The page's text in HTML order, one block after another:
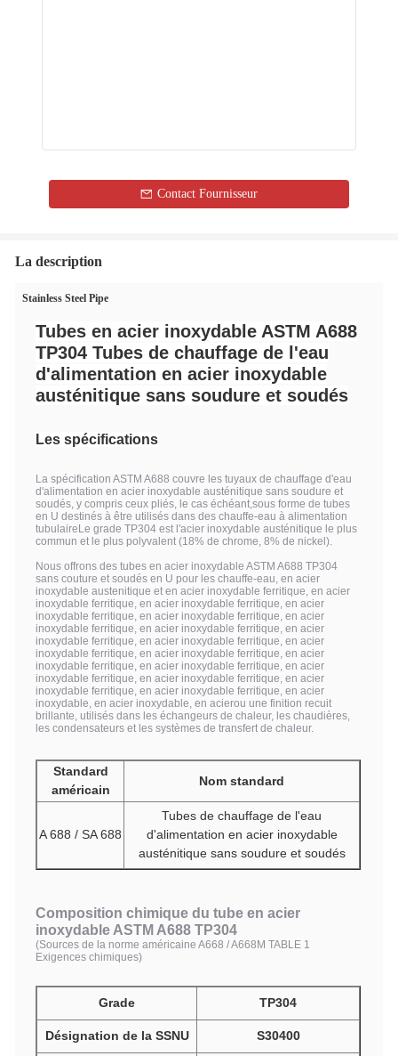
Contact Fournisseur
La description
Stainless Steel Pipe
Tubes en acier inoxydable ASTM A688
TP304 Tubes de chauffage de l'eau
d'alimentation en acier inoxydable
austénitique sans soudure et soudés
Les spécifications
La spécification ASTM A688 couvre les tuyaux de chauffage d'eau
d'alimentation en acier inoxydable austénitique sans soudure et
soudés, y compris ceux pliés, le cas échéant,sous forme de tubes
en U destinés à être utilisés dans des chauffe-eau à alimentation
tubulaireLe grade TP304 est l'acier inoxydable austénitique le plus
commun et le plus polyvalent (18% de chrome, 8% de nickel).
Nous offrons des tubes en acier inoxydable ASTM A688 TP304
sans couture et soudés en U pour les chauffe-eau, en acier
inoxydable austenitique et en acier inoxydable ferritique, en acier
inoxydable ferritique, en acier inoxydable ferritique, en acier
inoxydable ferritique, en acier inoxydable ferritique, en acier
inoxydable ferritique, en acier inoxydable ferritique, en acier
inoxydable ferritique, en acier inoxydable ferritique, en acier
inoxydable ferritique, en acier inoxydable ferritique, en acier
inoxydable ferritique, en acier inoxydable ferritique, en acier
inoxydable ferritique, en acier inoxydable ferritique, en acier
inoxydable ferritique, en acier inoxydable ferritique, en acier
inoxydable, en acier inoxydable, en acierou une finition recuit
brillante, utilisés dans les échangeurs de chaleur, les chaudières,
les condensateurs et les systèmes de transfert de chaleur.
Standard
américain
Nom standard
A 688 / SA 688
Tubes de chauffage de l'eau
d'alimentation en acier inoxydable
austénitique sans soudure et soudés
Composition chimique du tube en acier
inoxydable ASTM A688 TP304
(Sources de la norme américaine A668 / A668M TABLE 1
Exigences chimiques)
Grade TP304
Désignation de la SSNU S30400